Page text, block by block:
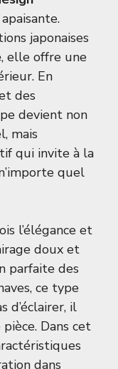
japonaises
, elle offre une
En
des
devient non
mais
qui invite à la
quel
l’élégance et
doux et
parfaite des
ce type
d’éclairer, il
Dans cet
dans